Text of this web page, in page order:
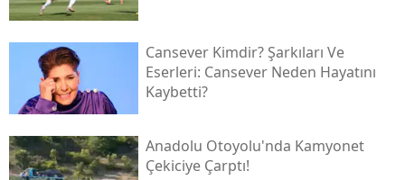
Cansever Kimdir? Şarkıları Ve
Eserleri: Cansever Neden Hayatını
Kaybetti?
Anadolu Otoyolu'nda Kamyonet
Çekiciye Çarptı!